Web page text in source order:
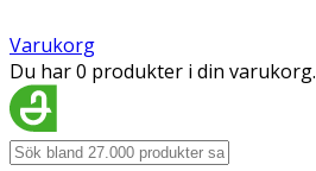
Varukorg
Du har 0 produkter i din varukorg.